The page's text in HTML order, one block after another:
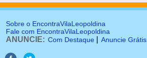
Sobre o EncontraVilaLeopoldina
Fale com EncontraVilaLeopoldina
ANUNCIE: Com Destaque Anuncie Grátis